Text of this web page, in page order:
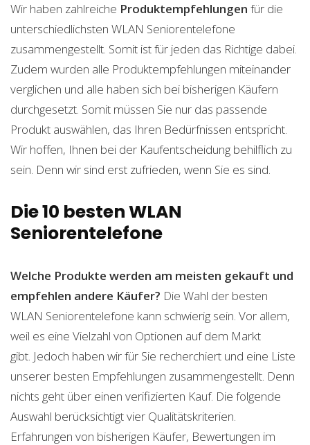
Wir haben zahlreiche Produktempfehlungen für die
unterschiedlichsten WLAN Seniorentelefone
zusammengestellt. Somit ist für jeden das Richtige dabei.
Zudem wurden alle Produktempfehlungen miteinander
verglichen und alle haben sich bei bisherigen Käufern
durchgesetzt. Somit müssen Sie nur das passende
Produkt auswählen, das Ihren Bedürfnissen entspricht.
Wir hoffen, Ihnen bei der Kaufentscheidung behilflich zu
sein. Denn wir sind erst zufrieden, wenn Sie es sind.
Die 10 besten WLAN
Seniorentelefone
Welche Produkte werden am meisten gekauft und
empfehlen andere Käufer? Die Wahl der besten
WLAN Seniorentelefone kann schwierig sein. Vor allem,
weil es eine Vielzahl von Optionen auf dem Markt
gibt. Jedoch haben wir für Sie recherchiert und eine Liste
unserer besten Empfehlungen zusammengestellt. Denn
nichts geht über einen verifizierten Kauf. Die folgende
Auswahl berücksichtigt vier Qualitätskriterien.
Erfahrungen von bisherigen Käufer, Bewertungen im